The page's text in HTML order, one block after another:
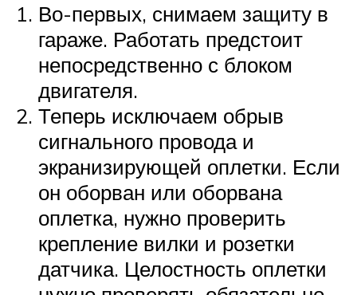
Во-первых, снимаем защиту в
гараже. Работать предстоит
непосредственно с блоком
двигателя.
Теперь исключаем обрыв
сигнального провода и
экранизирующей оплетки. Если
он оборван или оборвана
оплетка, нужно проверить
крепление вилки и розетки
датчика. Целостность оплетки